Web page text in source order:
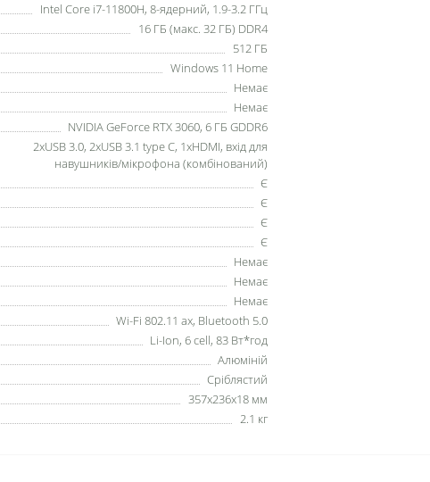
Intel Core i7-11800H, 8-ядерний, 1.9-3.2 ГГц
16 ГБ (макс. 32 ГБ) DDR4
512 ГБ
Windows 11 Home
Немає
Немає
NVIDIA GeForce RTX 3060, 6 ГБ GDDR6
2xUSB 3.0, 2xUSB 3.1 type C, 1xHDMI, вхід для
навушників/мікрофона (комбінований)
Є
Є
Є
Є
Немає
Немає
Немає
Wi-Fi 802.11 ax, Bluetooth 5.0
Li-Ion, 6 cell, 83 Вт*год
Алюміній
Сріблястий
357x236x18 мм
2.1 кг